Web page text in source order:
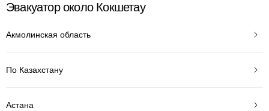
Эвакуатор около Кокшетау
Акмолинская область
По Казахстану
Астана